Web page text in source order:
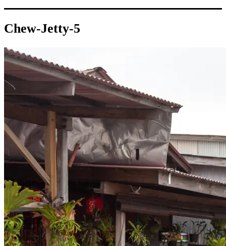
Chew-Jetty-5